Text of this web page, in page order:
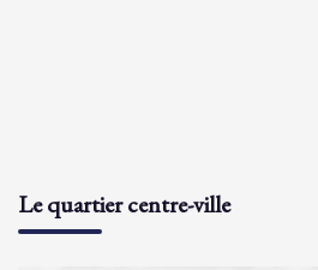
Le quartier centre-ville